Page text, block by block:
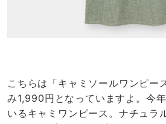
こちらは「キャミソールワンピー
み1,990円となっていますよ。今
いるキャミワンピース。ナチュラ